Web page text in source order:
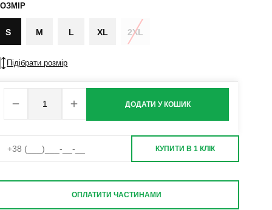
S M L XL 2XL
Підібрати розмір
ДОДАТИ У КОШИК
КУПИТИ В 1 КЛІК
ОПЛАТИТИ ЧАСТИНАМИ